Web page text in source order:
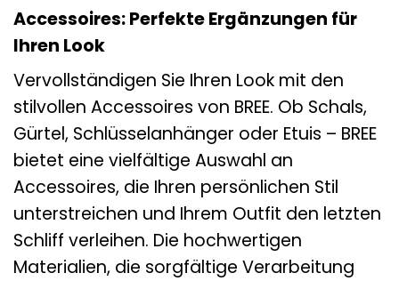
Accessoires: Perfekte Ergänzungen für
Ihren Look
Vervollständigen Sie Ihren Look mit den
stilvollen Accessoires von BREE. Ob Schals,
Gürtel, Schlüsselanhänger oder Etuis – BREE
bietet eine vielfältige Auswahl an
Accessoires, die Ihren persönlichen Stil
unterstreichen und Ihrem Outfit den letzten
Schliff verleihen. Die hochwertigen
Materialien, die sorgfältige Verarbeitung